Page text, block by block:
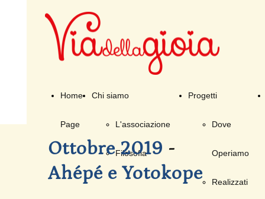
Home
Page
Chi siamo
L'associazione
Filosofia
Progetti
Dove
Operiamo
Realizzati
Ottobre2019 -
Ahépé e Yotokope